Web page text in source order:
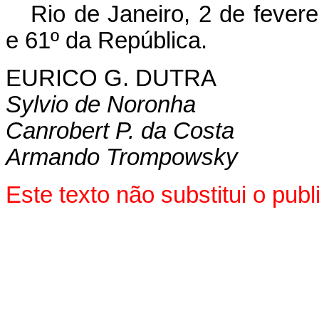
Rio de Janeiro, 2 de
e 61º da República.
EURICO G. DUTRA
Sylvio de Noronha
Canrobert P. da Costa
Armando Trompowsky
Este texto não substitui o